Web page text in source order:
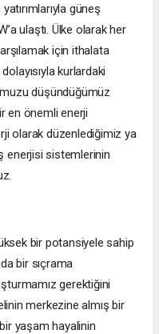
güneş
ulaştı. Ülke olarak her
için ithalata
kurlardaki
düşündüğümüz
en önemli enerji
olarak düzenlediğimiz ya
enerjisi sistemlerinin
bir potansiyele sahip
bir sıçrama
gerektiğini
merkezine almış bir
yaşam hayalinin